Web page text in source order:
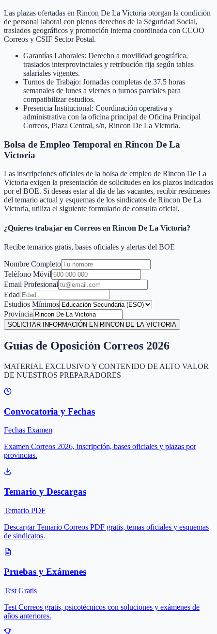
Las plazas ofertadas en Rincon De La Victoria otorgan la condición
de personal laboral con plenos derechos de la Seguridad Social,
traslados geográficos y promoción interna coordinada con CCOO
Correos y CSIF Sector Postal.
Garantías Laborales: Derecho a movilidad geográfica,
traslados interprovinciales y retribución fija según tablas
salariales vigentes.
Turnos de Trabajo: Jornadas completas de 37.5 horas
semanales de lunes a viernes o turnos parciales para
compatibilizar estudios.
Presencia Institucional: Coordinación operativa y
administrativa con la oficina principal de Oficina Principal
Correos, Plaza Central, s/n, Rincon De La Victoria.
Bolsa de Empleo Temporal en Rincon De La
Victoria
Las inscripciones oficiales de la bolsa de empleo de Rincon De La
Victoria exigen la presentación de solicitudes en los plazos indicados
por el BOE. Si deseas estar al día de las vacantes, recibir resúmenes
del temario actual y esquemas de los sindicatos de Rincon De La
Victoria, utiliza el siguiente formulario de consulta oficial.
¿Quieres trabajar en Correos en Rincon De La Victoria?
Recibe temarios gratis, bases oficiales y alertas del BOE
Nombre Completo
Teléfono Móvil
Email Profesional
Edad
Estudios Mínimos
Provincia
SOLICITAR INFORMACIÓN EN RINCON DE LA VICTORIA
Guías de Oposición Correos 2026
MATERIAL EXCLUSIVO Y CONTENIDO DE ALTO VALOR
DE NUESTROS PREPARADORES
Convocatoria y Fechas
Fechas Examen
Examen Correos 2026, inscripción, bases oficiales y plazas por
provincias.
Temario y Descargas
Temario PDF
Descargar Temario Correos PDF gratis, temas oficiales y esquemas
de sindicatos.
Pruebas y Exámenes
Test Gratis
Test Correos gratis, psicotécnicos con soluciones y exámenes de
años anteriores.